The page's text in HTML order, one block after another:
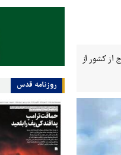
از کشور از
روزنامه قدس